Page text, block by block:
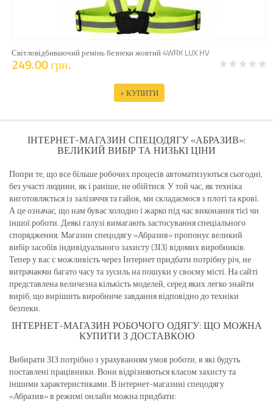
Світловідбиваючий ремінь безпеки жовтий 4WRK LUX HV
249.00 грн.
+ КУПИТИ
ІНТЕРНЕТ-МАГАЗИН СПЕЦОДЯГУ «АБРАЗИВ»:
ВЕЛИКИЙ ВИБІР ТА НИЗЬКІ ЦІНИ
Попри те, що все більше робочих процесів автоматизуються сьогодні,
без участі людини, як і раніше, не обійтися. У той час, як техніка
виготовляється із залізяччя та гайок, ми складаємося з плоті та крові.
А це означає, що нам буває холодно і жарко під час виконання тієї чи
іншої роботи. Деякі галузі вимагають застосування спеціального
спорядження. Магазин спецодягу «Абразив» пропонує великий
вибір засобів індивідуального захисту (ЗІЗ) відомих виробників.
Тепер у вас є можливість через Інтернет придбати потрібну річ, не
витрачаючи багато часу та зусиль на пошуки у своєму місті. На сайті
представлена величезна кількість моделей, серед яких легко знайти
виріб, що вирішить виробниче завдання відповідно до техніки
безпеки.
ІНТЕРНЕТ-МАГАЗИН РОБОЧОГО ОДЯГУ: ЩО МОЖНА
КУПИТИ З ДОСТАВКОЮ
Вибирати ЗІЗ потрібно з урахуванням умов роботи, в які будуть
поставлені працівники. Вони відрізняються класом захисту та
іншими характеристиками. В інтернет-магазині спецодягу
«Абразив» в режимі онлайн можна придбати: